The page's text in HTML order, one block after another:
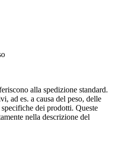
alla spedizione standard.
ad es. a causa del peso, delle
dei prodotti. Queste
nella descrizione del